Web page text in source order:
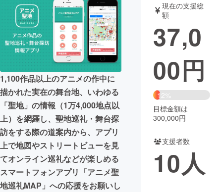
テクノロジー・ガジェット
映像・映画 書籍・雑誌
ビジネス・起業 チャレンジ
まちづくり・地域活性化
CAMPFIRE for Social Good
CAMPFIRE Creation
CAMPFIREふるさと納税machi-ya コミュニティ
1,100作品以上のアニメの作中に
描かれた実在の舞台地、いわゆる
「聖地」の情報（1万4,000地点以
上）を網羅し、聖地巡礼・舞台探
訪をする際の道案内から、アプリ
上で地図やストリートビューを見
てオンライン巡礼などが楽しめる
スマートフォンアプリ「アニメ聖
地巡礼MAP」への応援をお願いし
現在の支援総
額
37,0
00円
12%
目標金額は
300,000円
支援者数
10人